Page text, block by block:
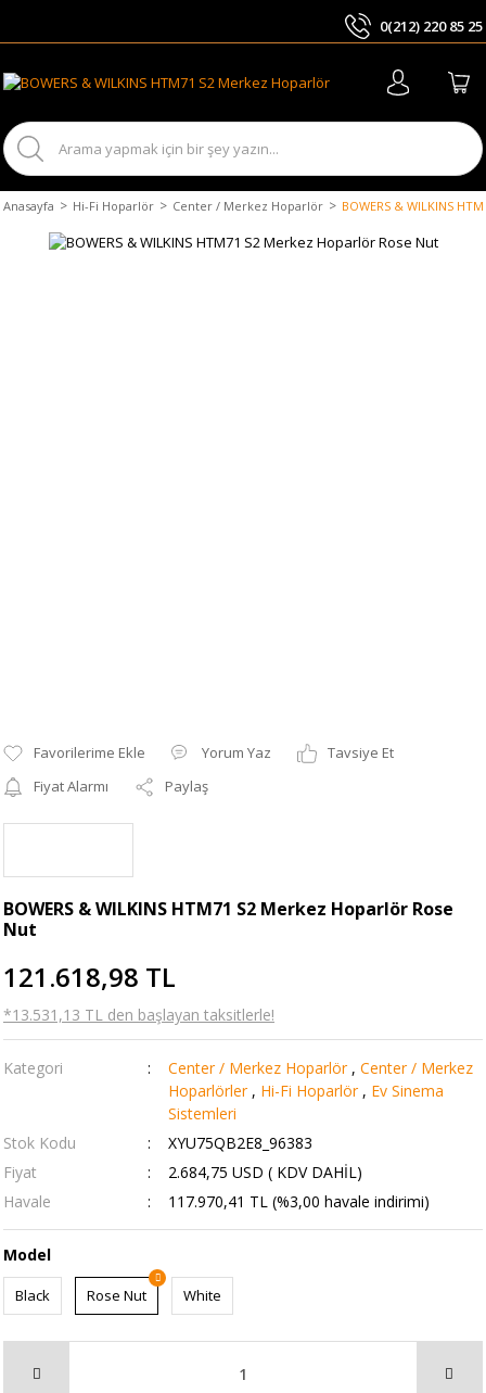
0(212) 220 85 25
Anasayfa Hi-Fi Hoparlör Center / Merkez Hoparlör BOWERS & WILKINS
Yorum Yaz
Tavsiye Et
Fiyat Alarmı
Paylaş
BOWERS & WILKINS HTM71 S2 Merkez Hoparlör Rose
Nut
121.618,98 TL
*13.531,13 TL den başlayan taksitlerle!
Kategori Center / Merkez Hoparlör , Center / Merkez
Hoparlörler , Hi-Fi Hoparlör , Ev Sinema
Sistemleri
Stok Kodu
XYU75QB2E8_96383
Fiyat
2.684,75 USD ( KDV DAHİL)
Havale
117.970,41 TL (%3,00 havale indirimi)
Model
Black Rose Nut White